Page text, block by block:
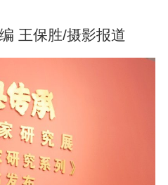
王保胜/摄影报道